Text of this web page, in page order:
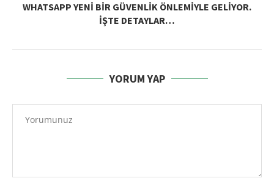
WHATSAPP YENI BIR GÜVENLIK ÖNLEMIYLE GELIYOR.
İŞTE DETAYLAR…
YORUM YAP